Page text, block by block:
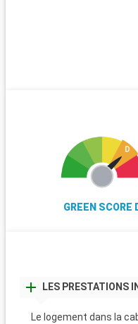
GREEN SCORE
LES PRESTATIONS
Le logement dans la